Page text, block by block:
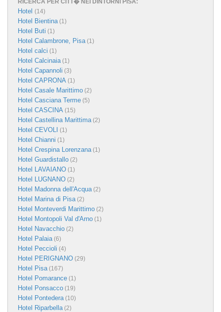
RICERCA PER CITT� NEI DINTORNI PISA:
Hotel (14)
Hotel Bientina(1)
Hotel Buti (1)
Hotel Calambrone, Pisa(1)
Hotel calci (1)
Hotel Calcinaia(1)
Hotel Capannoli (3)
Hotel CAPRONA (1)
Hotel Casale Marittimo (2)
Hotel Casciana Terme (5)
Hotel CASCINA (15)
Hotel Castellina Marittima(2)
Hotel CEVOLI (1)
Hotel Chianni (1)
Hotel Crespina Lorenzana(1)
Hotel Guardistallo (2)
Hotel LAVAIANO (1)
Hotel LUGNANO (2)
Hotel Madonna dell'Acqua(2)
Hotel Marina di Pisa(2)
Hotel Monteverdi Marittimo (2)
Hotel Montopoli Val d'Arno (1)
Hotel Navacchio (2)
Hotel Palaia(6)
Hotel Peccioli (4)
Hotel PERIGNANO (29)
Hotel Pisa(167)
Hotel Pomarance (1)
Hotel Ponsacco (19)
Hotel Pontedera(10)
Hotel Riparbella(2)